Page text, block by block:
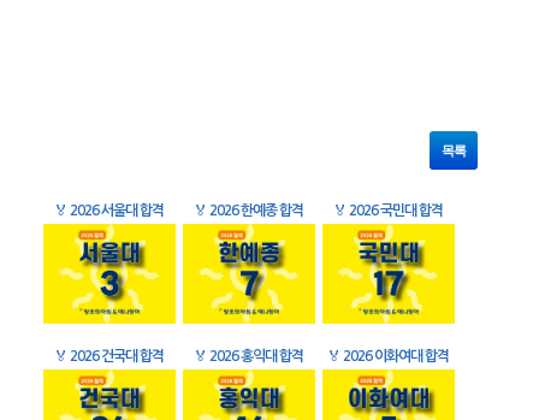
목록
🏅 2026 서울대 합격 🏅 2026 한예종 합격 🏅 2026 국민대 합격
🏅 2026 건국대 합격 🏅 2026 홍익대 합격 🏅 2026 이화여대 합격